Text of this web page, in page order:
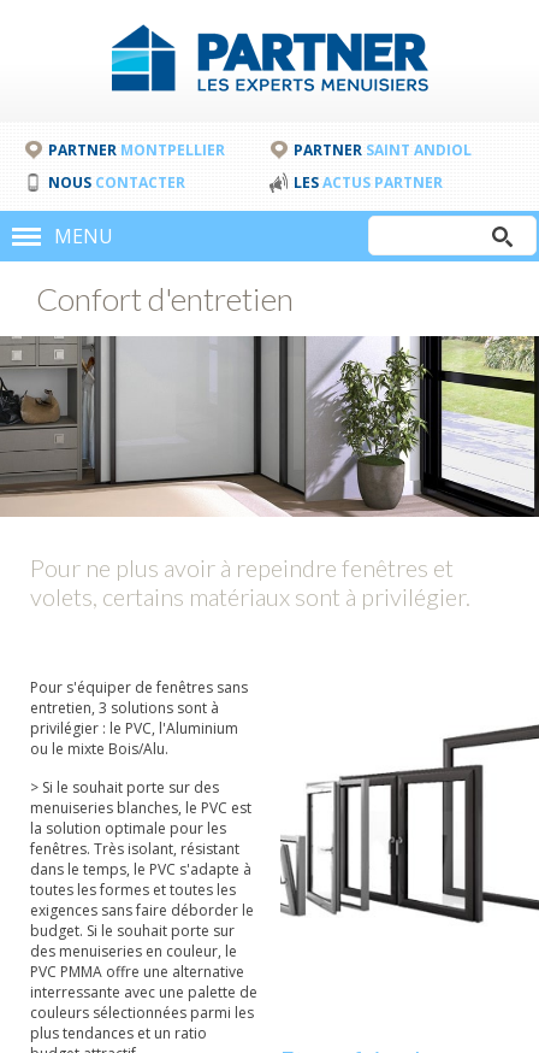
PARTNER MONTPELLIER PARTNER SAINT ANDIOL
NOUS CONTACTER LESACTUS PARTNER
MENU
recherche
Rechercher
Confort d'entretien
Pour ne plus avoir à repeindre fenêtres et
volets, certains matériaux sont à privilégier.
Pour s'équiper de fenêtres sans
entretien, 3 solutions sont à
privilégier : le PVC, l'Aluminium
ou le mixte Bois/Alu.
> Si le souhait porte sur des
menuiseries blanches, le PVC est
la solution optimale pour les
fenêtres. Très isolant, résistant
dans le temps, le PVC s'adapte à
toutes les formes et toutes les
exigences sans faire déborder le
budget. Si le souhait porte sur
des menuiseries en couleur, le
PVC PMMA offre une alternative
interressante avec une palette de
couleurs sélectionnées parmi les
plus tendances et un ratio